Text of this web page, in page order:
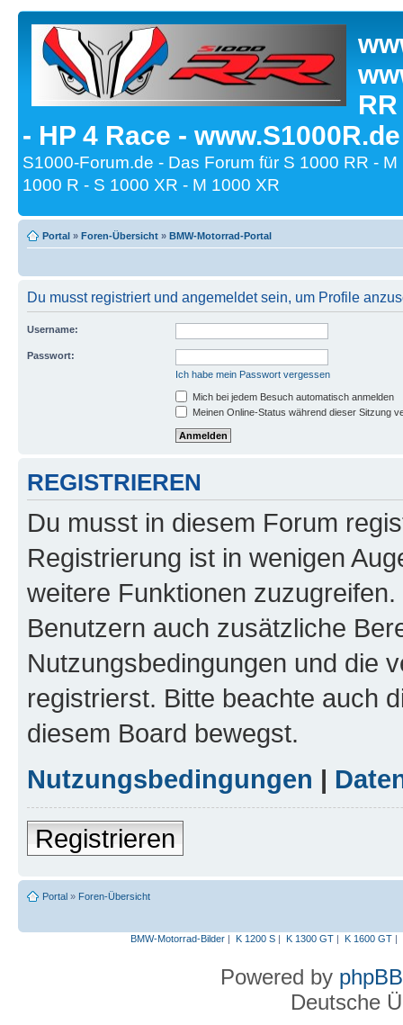
- HP 4 Race -
S1000-Forum.de - Das Forum für S 1000 RR -
1000 R - S 1000 XR - M 1000 XR
Portal » Foren-Übersicht » BMW-Motorrad-Portal
Du musst registriert und angemeldet sein, um Profile
Username:
Passwort:
Ich habe mein Passwort vergessen
Mich bei jedem Besuch automatisch anmelden
Meinen Online-Status während dieser Sitzung
REGISTRIEREN
Du musst in diesem Forum
Registrierung ist in wenigen
weitere Funktionen
Benutzern auch zusätzliche
Nutzungsbedingungen und die
registrierst. Bitte beachte auch
diesem Board bewegst.
Nutzungsbedingungen |
Registrieren
Portal » Foren-Übersicht
BMW-Motorrad-Bilder| K 1200 S| K 1300 GT| K 1600 GT|
Powered by phpBB
Deutsche